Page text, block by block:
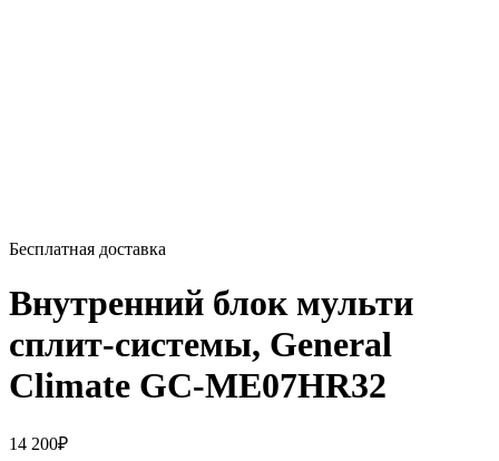
Бесплатная доставка
Внутренний блок мульти
сплит-системы, General
Climate GC-ME07HR32
14 200₽